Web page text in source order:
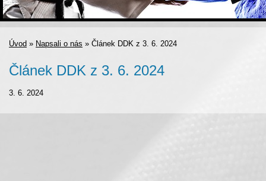
Úvod » Napsali o nás » Článek DDK z 3. 6. 2024
Článek DDK z 3. 6. 2024
3. 6. 2024